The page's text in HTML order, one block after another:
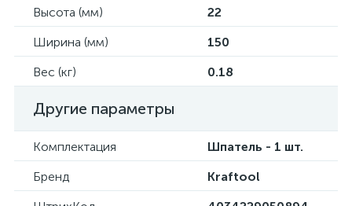
Высота (мм)
22
Ширина (мм)
150
Вес (кг)
0.18
Другие параметры
Комплектация
Шпатель - 1 шт.
Бренд
Kraftool